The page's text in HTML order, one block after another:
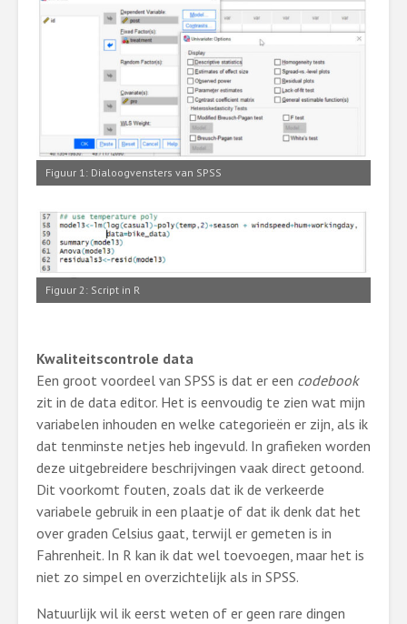
Figuur 1: Dialoogvensters van SPSS
Figuur 2: Script in R
Kwaliteitscontrole data
Een groot voordeel van SPSS is dat er een codebook
zit in de data editor. Het is eenvoudig te zien wat mijn
variabelen inhouden en welke categorieën er zijn, als ik
dat tenminste netjes heb ingevuld. In grafieken worden
deze uitgebreidere beschrijvingen vaak direct getoond.
Dit voorkomt fouten, zoals dat ik de verkeerde
variabele gebruik in een plaatje of dat ik denk dat het
over graden Celsius gaat, terwijl er gemeten is in
Fahrenheit. In R kan ik dat wel toevoegen, maar het is
niet zo simpel en overzichtelijk als in SPSS.
Natuurlijk wil ik eerst weten of er geen rare dingen